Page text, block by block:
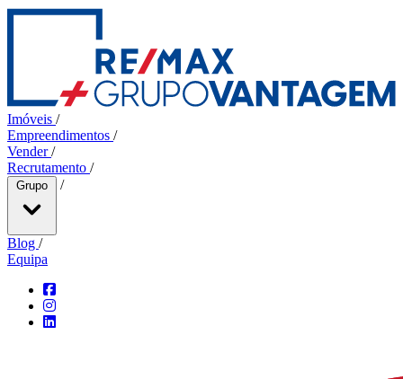
Imóveis /
Empreendimentos /
Vender/
Recrutamento /
Grupo /
Blog /
Equipa